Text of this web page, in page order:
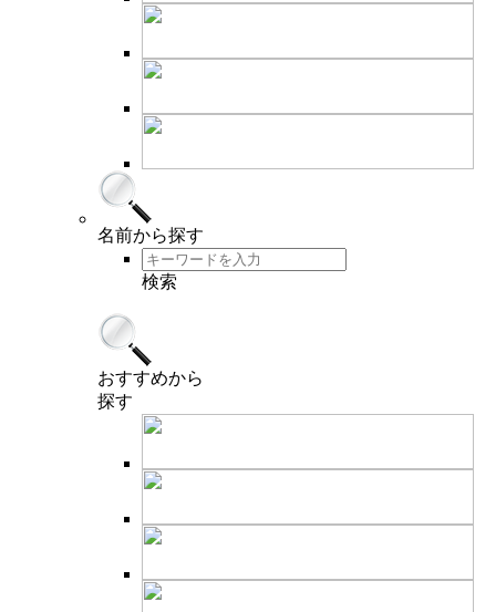
名前から探す
検索
おすすめから
探す